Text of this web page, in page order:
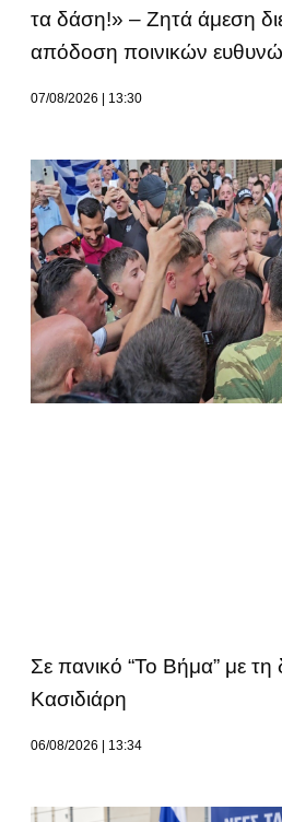
τα δάση!» – Ζητά άμεση
απόδοση ποινικών
07/08/2026 13:30
Σε πανικό “Το Βήμα” με τη
Κασιδιάρη
06/08/2026 13:34